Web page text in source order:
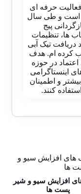
حرفه ای
است و طی سال
پیج
ها، تنظیمات
دریافت تیک آبی
کرده ام. هدف
در حوزه
اینستاگرامی
بیشتر و اطمینان
کنند.
افزایش سیو و شیر
پست ها